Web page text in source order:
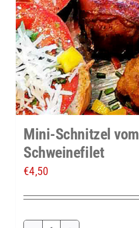
Mini-Schnitzel vom
Schweinefilet
€4,50